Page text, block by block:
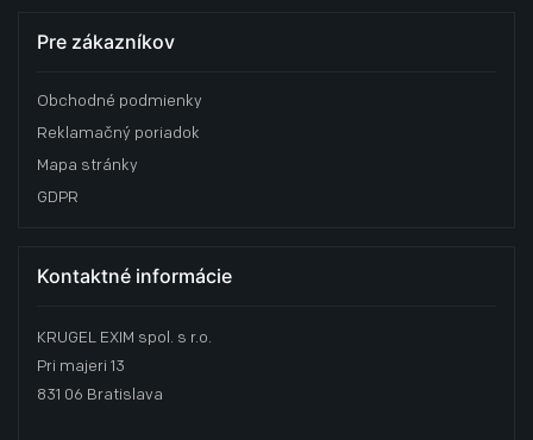
Pre zákazníkov
Obchodné podmienky
Reklamačný poriadok
Mapa stránky
GDPR
Kontaktné informácie
KRUGEL EXIM spol. s r.o.
Pri majeri 13
831 06 Bratislava